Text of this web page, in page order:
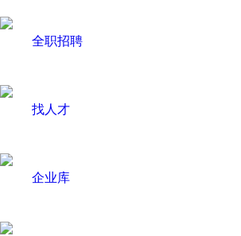
全职招聘
找人才
企业库